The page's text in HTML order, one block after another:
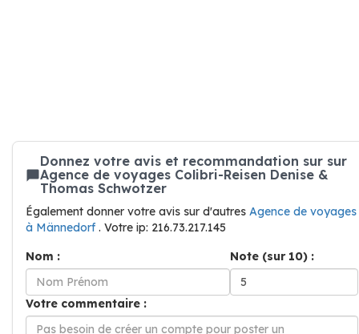
Donnez votre avis et recommandation sur sur
Agence de voyages Colibri-Reisen Denise &
Thomas Schwotzer
Également donner votre avis sur d'autres Agence de voyages
à Männedorf. Votre ip: 216.73.217.145
Nom :
Note (sur 10) :
Votre commentaire :